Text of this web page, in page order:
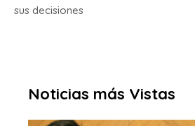
sus decisiones
Noticias más Vistas